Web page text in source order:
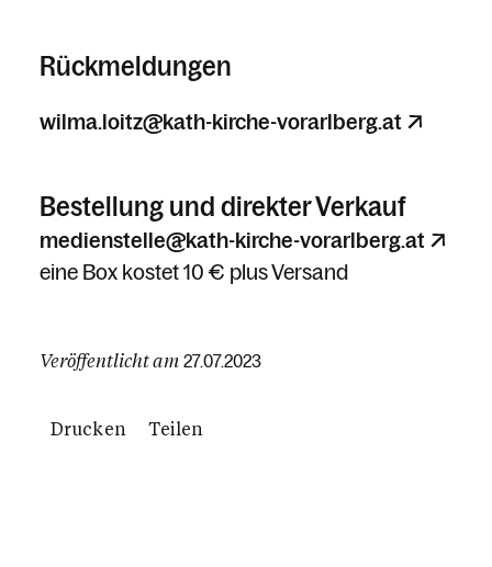
Rückmeldungen
wilma.loitz@kath-kirche-vorarlberg.at
Bestellung und direkter Verkauf
medienstelle@kath-kirche-vorarlberg.at
eine Box kostet 10 € plus Versand
Veröffentlicht am 27.07.2023
Drucken Teilen